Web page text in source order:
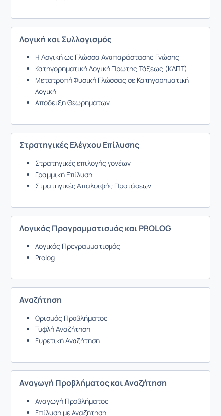
Λογική και Συλλογισμός
Η Λογική ως Γλώσσα Αναπαράστασης Γνώσης
Κατηγορηματική Λογική Πρώτης Τάξεως (ΚΛΠΤ)
Μετατροπή Φυσική Γλώσσας σε Κατηγορηματική
Λογική
Απόδειξη Θεωρημάτων
Στρατηγικές Ελέγχου Επίλυσης
Στρατηγικές επιλογής γονέων
Γραμμική Επίλυση
Στρατηγικές Απαλοιφής Προτάσεων
Λογικός Προγραμματισμός και PROLOG
Λογικός Προγραμματισμός
Prolog
Αναζήτηση
Ορισμός Προβλήματος
Τυφλή Αναζήτηση
Ευρετική Αναζήτηση
Αναγωγή Προβλήματος και Αναζήτηση
Αναγωγή Προβλήματος
Επίλυση με Αναζήτηση